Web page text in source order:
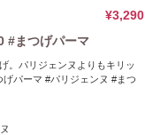
¥3,290
#まつげパーマ
。パリジェンヌよりもキリッ
パーマ #パリジェンヌ #まつ